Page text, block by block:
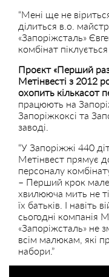
“Мені ще не
ділиться в.о.
«Запоріжсталь»
комбінат
Проєкт «Перший
Метінвесті з 2012
охопить кількасот
працюють на
Запоріжкоксі та
заводі.
“У Запоріжжі 440
Метінвест прямує
персоналу
– Перший крок
хвилююча мить не
їх батьків. І навіть
сьогодні компанія
«Запоріжсталь» не
всім малюкам, які
набори.”